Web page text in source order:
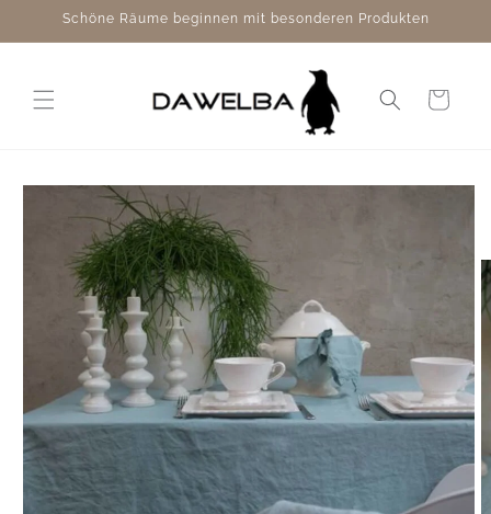
zum
Inhalt
Schöne Räume beginnen mit besonderen Produkten
Warenkorb